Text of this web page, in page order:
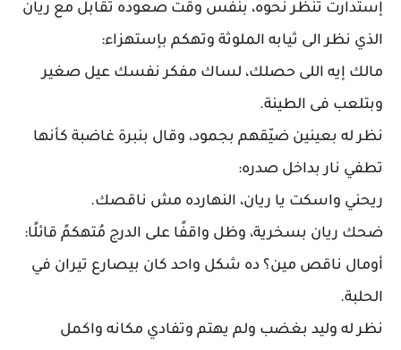
إستدارت تنظر نحوه، بنفس وقت صعوده تقابل مع ريان
الذي نظر الى ثيابه الملوثة وتهكم بإستهزاء:
مالك إيه اللى حصلك، لساك مفكر نفسك عيل صغير
وبتلعب فى الطينة.
نظر له بعينين ضيّقهم بجمود، وقال بنبرة غاضبة كأنها
تطفي نار بداخل صدره:
ريحني واسكت يا ريان، النهارده مش ناقصك.
ضحك ريان بسخرية، وظل واقفًا على الدرج مُتهكمً قائلًا:
أومال ناقص مين؟ ده شكل واحد كان بيصارع تيران في
الحلبة.
نظر له وليد بغضب ولم يهتم وتفادي مكانه واكمل